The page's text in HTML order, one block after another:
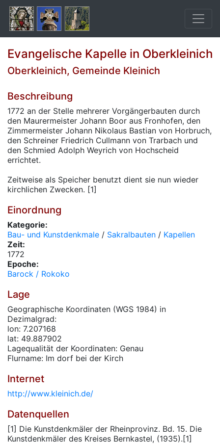
Evangelische Kapelle in Oberkleinich
Oberkleinich, Gemeinde Kleinich
Beschreibung
1772 an der Stelle mehrerer Vorgängerbauten durch
den Maurermeister Johann Boor aus Fronhofen, den
Zimmermeister Johann Nikolaus Bastian von Horbruch,
den Schreiner Friedrich Cullmann von Trarbach und
den Schmied Adolph Weyrich von Hochscheid
errichtet.
Zeitweise als Speicher benutzt dient sie nun wieder
kirchlichen Zwecken. [1]
Einordnung
Kategorie:
Bau- und Kunstdenkmale / Sakralbauten / Kapellen
Zeit:
1772
Epoche:
Barock / Rokoko
Lage
Geographische Koordinaten (WGS 1984) in
Dezimalgrad:
lon: 7.207168
lat: 49.887902
Lagequalität der Koordinaten: Genau
Flurname: Im dorf bei der Kirch
Internet
http://www.kleinich.de/
Datenquellen
[1] Die Kunstdenkmäler der Rheinprovinz. Bd. 15. Die
Kunstdenkmäler des Kreises Bernkastel, (1935).[1]